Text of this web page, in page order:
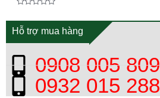
Hỗ trợ mua hàng
0908 005 809
0932 015 288
xếp
hạng
0